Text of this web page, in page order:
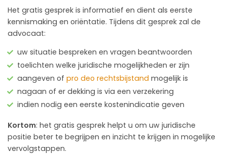
Het gratis gesprek is informatief en dient als eerste
kennismaking en oriëntatie. Tijdens dit gesprek zal de
advocaat:
uw situatie bespreken en vragen beantwoorden
toelichten welke juridische mogelijkheden er zijn
aangeven of pro deo rechtsbijstand mogelijk is
nagaan of er dekking is via een verzekering
indien nodig een eerste kostenindicatie geven
Kortom: het gratis gesprek helpt u om uw juridische
positie beter te begrijpen en inzicht te krijgen in mogelijke
vervolgstappen.